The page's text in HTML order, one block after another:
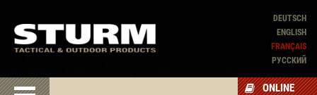
DEUTSCH
ENGLISH
FRANÇAIS
PУССКИЙ
ONLINE